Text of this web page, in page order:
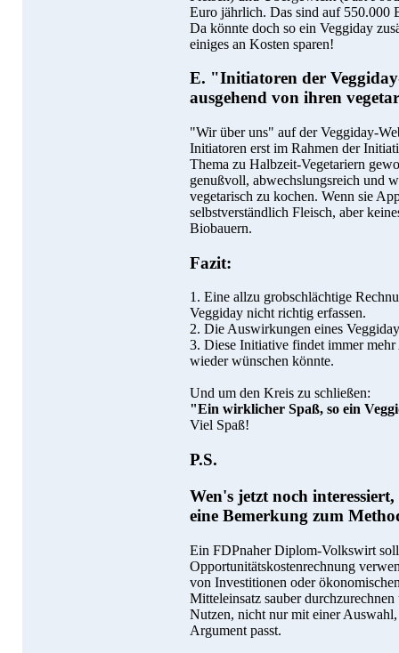
Euro jährlich. Das sind auf 550.000
Da könnte doch so ein Veggiday
einiges an Kosten sparen!
E. "Initiatoren der
ausgehend von ihren
"Wir über uns" auf der Veggiday-
Initiatoren erst im Rahmen der
Thema zu Halbzeit-Vegetariern
genußvoll, abwechslungsreich und
vegetarisch zu kochen. Wenn sie
selbstverständlich Fleisch, aber
Biobauern.
Fazit:
1. Eine allzu grobschlächtige
Veggiday nicht richtig erfassen.
2. Die Auswirkungen eines
3. Diese Initiative findet immer
wieder wünschen könnte.
Und um den Kreis zu schließen:
"Ein wirklicher Spaß, so ein
Viel Spaß!
P.S.
Wen's jetzt noch interessiert,
eine Bemerkung zum
Ein FDPnaher Diplom-Volkswirt
Opportunitätskostenrechnung
von Investitionen oder
Mitteleinsatz sauber
Nutzen, nicht nur mit einer
Argument passt.